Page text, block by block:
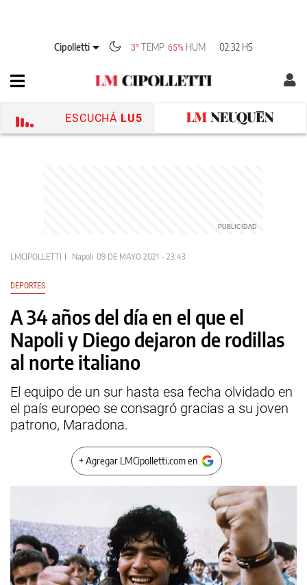
Cipolletti 3° TEMP 65% HUM 02:32 HS
ESCUCHÁ LU5
LMCIPOLLETTI Napoli 09 DE MAYO 2021 - 23:43
DEPORTES
A 34 años del día en el que el
Napoli y Diego dejaron de rodillas
al norte italiano
El equipo de un sur hasta esa fecha olvidado en
el país europeo se consagró gracias a su joven
patrono, Maradona.
+ Agregar LMCipolletti.com en